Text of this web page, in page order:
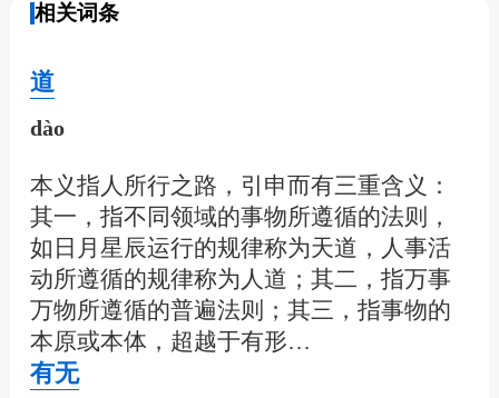
相关词条
道
dào
本义指人所行之路，引申而有三重含义：
其一，指不同领域的事物所遵循的法则，
如日月星辰运行的规律称为天道，人事活
动所遵循的规律称为人道；其二，指万事
万物所遵循的普遍法则；其三，指事物的
本原或本体，超越于有形…
有无